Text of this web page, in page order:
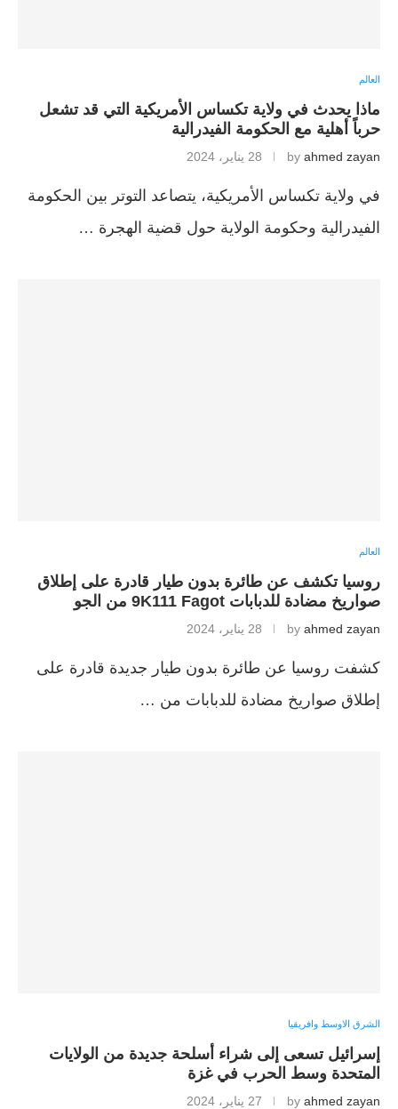
العالم
ماذا يحدث في ولاية تكساس الأمريكية التي قد تشعل
حرباً أهلية مع الحكومة الفيدرالية
by ahmed zayan 28 يناير، 2024
في ولاية تكساس الأمريكية، يتصاعد التوتر بين الحكومة
الفيدرالية وحكومة الولاية حول قضية الهجرة …
العالم
روسيا تكشف عن طائرة بدون طيار قادرة على إطلاق
صواريخ مضادة للدبابات 9K111 Fagot من الجو
by ahmed zayan 28 يناير، 2024
كشفت روسيا عن طائرة بدون طيار جديدة قادرة على
إطلاق صواريخ مضادة للدبابات من …
الشرق الاوسط وافريقيا
إسرائيل تسعى إلى شراء أسلحة جديدة من الولايات
المتحدة وسط الحرب في غزة
by ahmed zayan 27 يناير، 2024